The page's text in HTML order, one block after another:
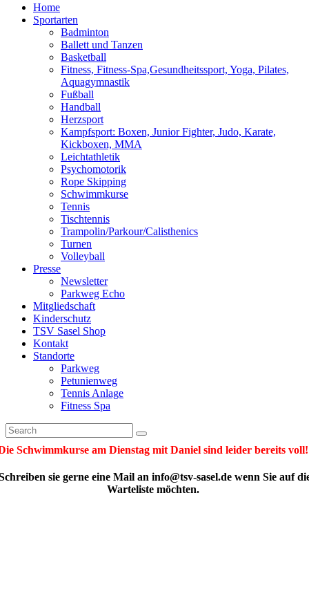
Home
Sportarten
Badminton
Ballett und Tanzen
Basketball
Fitness, Fitness-Spa,Gesundheitssport, Yoga, Pilates,
Aquagymnastik
Fußball
Handball
Herzsport
Kampfsport: Boxen, Junior Fighter, Judo, Karate,
Kickboxen, MMA
Leichtathletik
Psychomotorik
Rope Skipping
Schwimmkurse
Tennis
Tischtennis
Trampolin/Parkour/Calisthenics
Turnen
Volleyball
Presse
Newsletter
Parkweg Echo
Mitgliedschaft
Kinderschutz
TSV Sasel Shop
Kontakt
Standorte
Parkweg
Petunienweg
Tennis Anlage
Fitness Spa
Schwimmkurse am Dienstag mit Daniel sind leider bereits
sie gerne eine Mail an info@tsv-sasel.de wenn Sie auf
Warteliste möchten.